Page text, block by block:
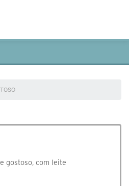
gostoso, com leite